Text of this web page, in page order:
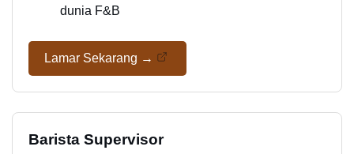
dunia F&B
Lamar Sekarang →
Barista Supervisor